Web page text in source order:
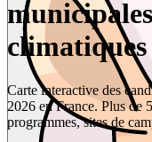
climatiques
Carte interactive des
2026 en France. Plus de
programmes, sites de